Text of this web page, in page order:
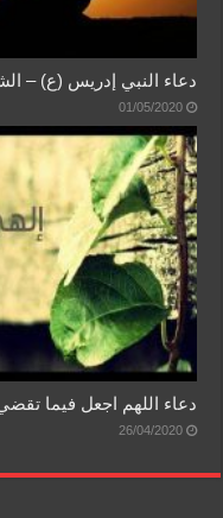
دعاء النبي إدريس (ع) –
01/05/2020
دعاء اللهم اجعل فيما
26/04/2020